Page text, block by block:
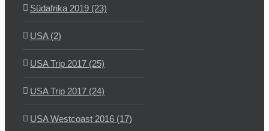
Südafrika 2019 (23)
USA (2)
USA Trip 2017 (25)
USA Trip 2017 (24)
USA Westcoast 2016 (17)